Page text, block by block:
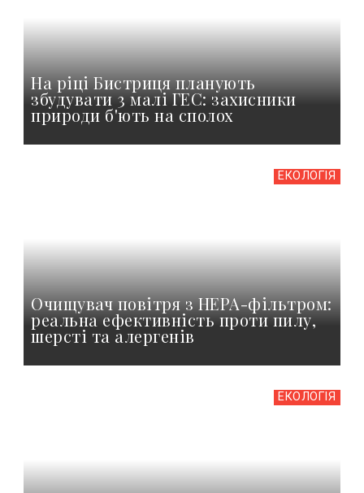
На ріці Бистриця планують
збудувати 3 малі ГЕС: захисники
природи б'ють на сполох
ЕКОЛОГІЯ
Очищувач повітря з HEPA-фільтром:
реальна ефективність проти пилу,
шерсті та алергенів
ЕКОЛОГІЯ